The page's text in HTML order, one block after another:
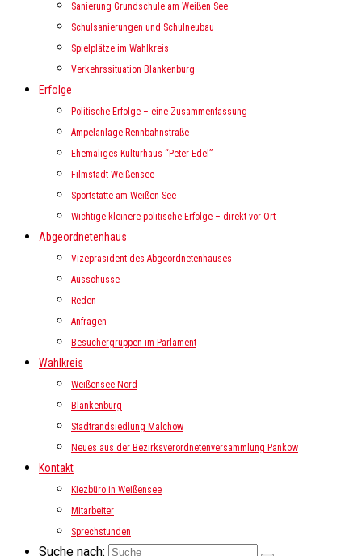
Sanierung Grundschule am Weißen See
Schulsanierungen und Schulneubau
Spielplätze im Wahlkreis
Verkehrssituation Blankenburg
Erfolge
Politische Erfolge – eine Zusammenfassung
Ampelanlage Rennbahnstraße
Ehemaliges Kulturhaus “Peter Edel”
Filmstadt Weißensee
Sportstätte am Weißen See
Wichtige kleinere politische Erfolge – direkt vor Ort
Abgeordnetenhaus
Vizepräsident des Abgeordnetenhauses
Ausschüsse
Reden
Anfragen
Besuchergruppen im Parlament
Wahlkreis
Weißensee-Nord
Blankenburg
Stadtrandsiedlung Malchow
Neues aus der Bezirksverordnetenversammlung Pankow
Kontakt
Kiezbüro in Weißensee
Mitarbeiter
Sprechstunden
Suche nach: